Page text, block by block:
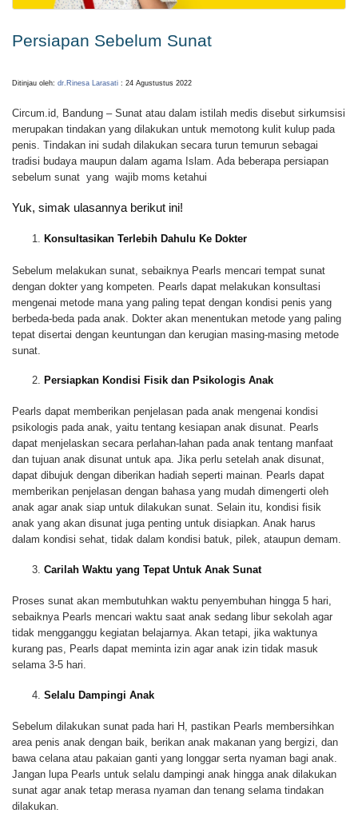
Persiapan Sebelum Sunat
Ditinjau oleh: dr.Rinesa Larasati : 24 Agustustus 2022
Circum.id, Bandung – Sunat atau dalam istilah medis disebut sirkumsisi
merupakan tindakan yang dilakukan untuk memotong kulit kulup pada
penis. Tindakan ini sudah dilakukan secara turun temurun sebagai
tradisi budaya maupun dalam agama Islam. Ada beberapa persiapan
sebelum sunat yang wajib moms ketahui
Yuk, simak ulasannya berikut ini!
Konsultasikan Terlebih Dahulu Ke Dokter
Sebelum melakukan sunat, sebaiknya Pearls mencari tempat sunat
dengan dokter yang kompeten. Pearls dapat melakukan konsultasi
mengenai metode mana yang paling tepat dengan kondisi penis yang
berbeda-beda pada anak. Dokter akan menentukan metode yang paling
tepat disertai dengan keuntungan dan kerugian masing-masing metode
sunat.
Persiapkan Kondisi Fisik dan Psikologis Anak
Pearls dapat memberikan penjelasan pada anak mengenai kondisi
psikologis pada anak, yaitu tentang kesiapan anak disunat. Pearls
dapat menjelaskan secara perlahan-lahan pada anak tentang manfaat
dan tujuan anak disunat untuk apa. Jika perlu setelah anak disunat,
dapat dibujuk dengan diberikan hadiah seperti mainan. Pearls dapat
memberikan penjelasan dengan bahasa yang mudah dimengerti oleh
anak agar anak siap untuk dilakukan sunat. Selain itu, kondisi fisik
anak yang akan disunat juga penting untuk disiapkan. Anak harus
dalam kondisi sehat, tidak dalam kondisi batuk, pilek, ataupun demam.
Carilah Waktu yang Tepat Untuk Anak Sunat
Proses sunat akan membutuhkan waktu penyembuhan hingga 5 hari,
sebaiknya Pearls mencari waktu saat anak sedang libur sekolah agar
tidak mengganggu kegiatan belajarnya. Akan tetapi, jika waktunya
kurang pas, Pearls dapat meminta izin agar anak izin tidak masuk
selama 3-5 hari.
Selalu Dampingi Anak
Sebelum dilakukan sunat pada hari H, pastikan Pearls membersihkan
area penis anak dengan baik, berikan anak makanan yang bergizi, dan
bawa celana atau pakaian ganti yang longgar serta nyaman bagi anak.
Jangan lupa Pearls untuk selalu dampingi anak hingga anak dilakukan
sunat agar anak tetap merasa nyaman dan tenang selama tindakan
dilakukan.